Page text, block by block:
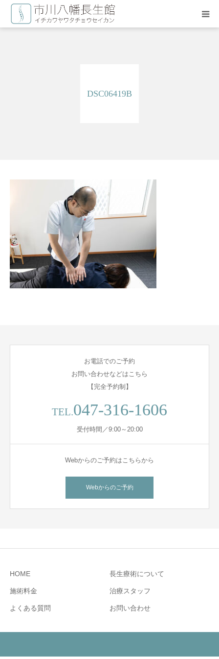
DSC06419B
お電話でのご予約
お問い合わせなどはこちら
【完全予約制】
TEL.047-316-1606
受付時間／9:00～20:00
Webからのご予約はこちらから
Webからのご予約
HOME 長生療術について
施術料金 治療スタッフ
よくある質問 お問い合わせ
お問い合わせ